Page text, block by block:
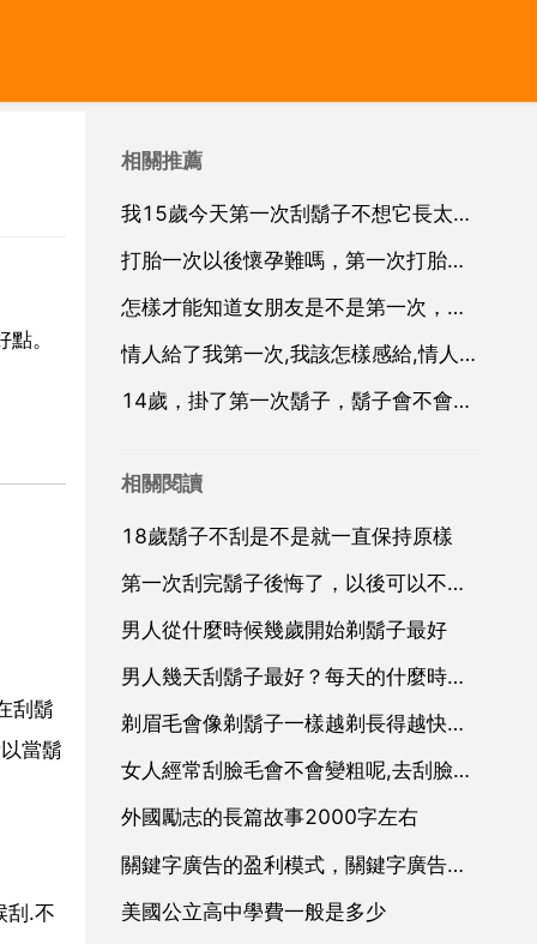
。
刮鬍
當鬍
刮.不
相關推薦
我15歲今天第一次刮鬍子不想它長太長也不想在刮會變成什麼樣
打胎一次以後懷孕難嗎，第一次打胎以後還能懷孕嗎
怎樣才能知道女朋友是不是第一次，男朋友怎麼知道女朋友是不是第一次
情人給了我第一次,我該怎樣感給,情人第一次給我發紅包怎麼辦
14歲，掛了第一次鬍子，鬍子會不會變得很粗，更長
相關閱讀
18歲鬍子不刮是不是就一直保持原樣
第一次刮完鬍子後悔了，以後可以不刮嗎
男人從什麼時候幾歲開始剃鬍子最好
男人幾天刮鬍子最好？每天的什麼時間最好
剃眉毛會像剃鬍子一樣越剃長得越快越粗嗎
女人經常刮臉毛會不會變粗呢,去刮臉後的毛長出來會不會又粗又硬
外國勵志的長篇故事2000字左右
關鍵字廣告的盈利模式，關鍵字廣告廣告
美國公立高中學費一般是多少